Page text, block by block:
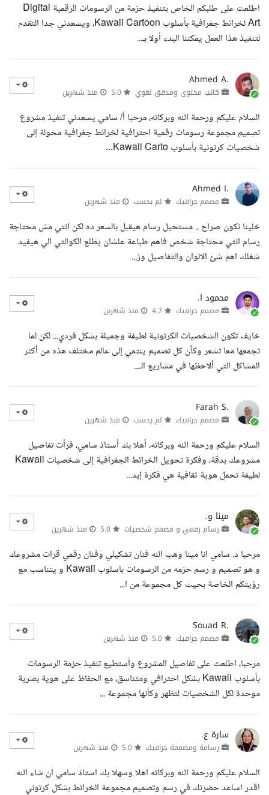
اطلعت على طلبكم الخاص بتنفيذ حزمة من الرسومات الرقمية Digital
Art لخرائط جغرافية بأسلوب Kawaii Cartoon، ويسعدني جدا التقدم
لتنفيذ هذا العمل يمكننا البدء أولا بـ...
Ahmed A.
كاتب محتوى ومدقق لغوي منذ شهرين
السلام عليكم ورحمة الله وبركاته، مرحبا أ/ سامي يسعدني تنفيذ مشروع
تصميم مجموعة رسومات رقمية احترافية لخرائط جغرافية محولة إلى
شخصيات كرتونية بأسلوب Kawaii Carto...
Ahmed I.
مصمم جرافيك لم يحسب منذ شهرين
خلينا نكون صراح .. مستحيل رسام هيقبل بالسعر ده لكن انتي مش محتاجة
رسام انتي محتاجة شخص فاهم طباعة علشان يطلع الكوالتي الي هيفيد
شغلك اهم شئ الالوان والتفاصيل وز...
محمود ا.
مصمم جرافيك منذ شهرين
خايف تكون الشخصيات الكرتونية لطيفة وجميلة بشكل فردي... لكن لما
تجمعها معا تشعر وكأن كل تصميم ينتمي إلى عالم مختلف هذه من أكثر
المشاكل التي ألاحظها في مشاريع الـ...
Farah S.
مصمم جرافيك لم يحسب منذ شهرين
السلام عليكم ورحمة الله وبركاته، أهلا بك أستاذ سامي، قرأت تفاصيل
مشروعك بدقة، وفكرة تحويل الخرائط الجغرافية إلى شخصيات Kawaii
لطيفة تحمل هوية ثقافية هي فكرة إبد...
مينا و.
رسام رقمي و مصمم شخصيات منذ شهرين
مرحبا د. سامي انا مينا وهب الله فنان تشكيلي وفنان رقمي قرات مشروعك
و هو تصميم و رسم حزمه من الرسومات باسلوب Kawaii و يتناسب مع
رؤيتكم الخاصة بحيث كل مجموعة من ا...
Souad R.
مصمم جرافيك منذ شهرين
مرحبا، اطلعت على تفاصيل المشروع وأستطيع تنفيذ حزمة الرسومات
بأسلوب Kawaii بشكل احترافي ومتناسق، مع الحفاظ على هوية بصرية
موحدة لكل الشخصيات لتظهر وكأنها مجموعة ...
سارة ع.
رسامة ومصممة جرافيك منذ شهرين
السلام عليكم ورحمة الله وبركاته اهلا وسهلا بك استاذ سامي ان شاء الله
اقدر اساعد حضرتك في رسم وتصميم مجموعة الخرائط بشكل كرتوني